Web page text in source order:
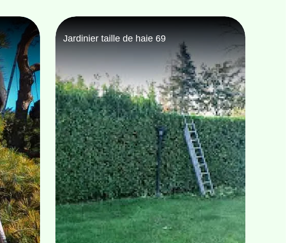
Nettoyage terrasse et pavé 69